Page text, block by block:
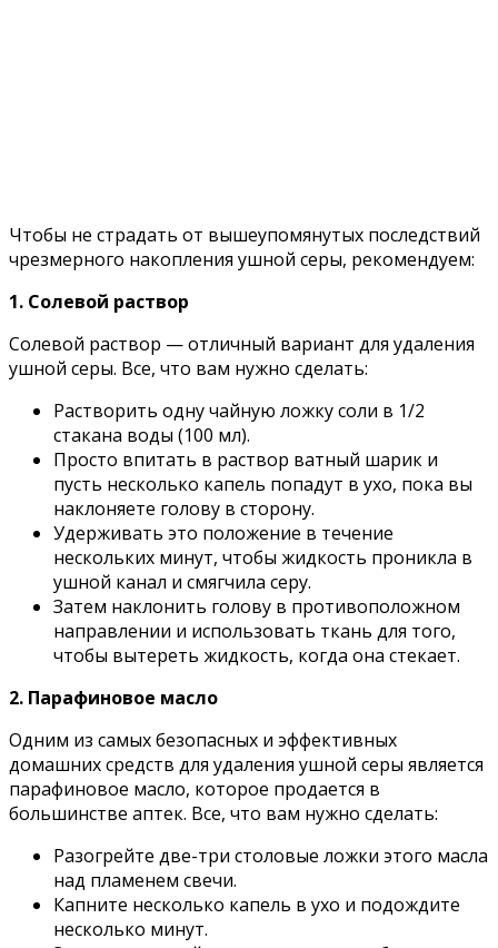
Чтобы не страдать от вышеупомянутых последствий
чрезмерного накопления ушной серы, рекомендуем:
1. Солевой раствор
Солевой раствор — отличный вариант для удаления
ушной серы. Все, что вам нужно сделать:
Растворить одну чайную ложку соли в 1/2
стакана воды (100 мл).
Просто впитать в раствор ватный шарик и
пусть несколько капель попадут в ухо, пока вы
наклоняете голову в сторону.
Удерживать это положение в течение
нескольких минут, чтобы жидкость проникла в
ушной канал и смягчила серу.
Затем наклонить голову в противоположном
направлении и использовать ткань для того,
чтобы вытереть жидкость, когда она стекает.
2. Парафиновое масло
Одним из самых безопасных и эффективных
домашних средств для удаления ушной серы является
парафиновое масло, которое продается в
большинстве аптек. Все, что вам нужно сделать:
Разогрейте две-три столовые ложки этого масла
над пламенем свечи.
Капните несколько капель в ухо и подождите
несколько минут.